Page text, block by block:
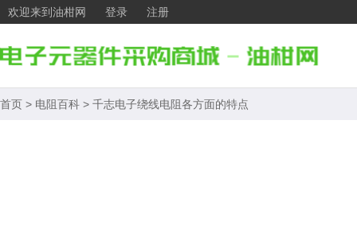
欢迎来到油柑网 登录 注册
首页 > 电阻百科 > 千志电子绕线电阻各方面的特点